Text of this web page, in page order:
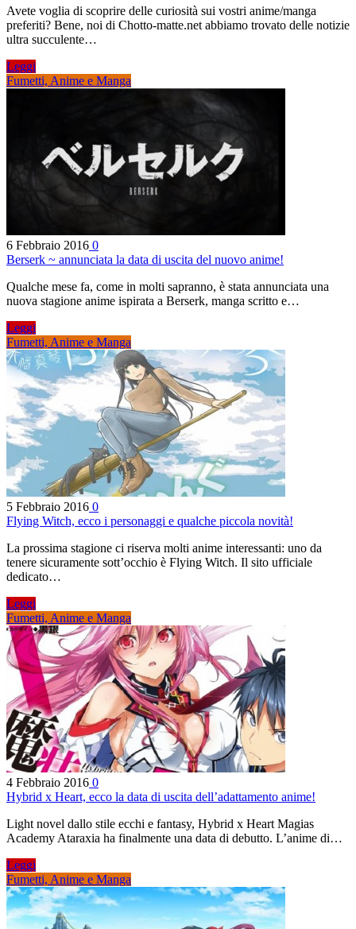
Avete voglia di scoprire delle curiosità sui vostri anime/manga
preferiti? Bene, noi di Chotto-matte.net abbiamo trovato delle notizie
ultra succulente…
Leggi
Fumetti, Anime e Manga
6 Febbraio 2016 0
Berserk ~ annunciata la data di uscita del nuovo anime!
Qualche mese fa, come in molti sapranno, è stata annunciata una
nuova stagione anime ispirata a Berserk, manga scritto e…
Leggi
Fumetti, Anime e Manga
5 Febbraio 2016 0
Flying Witch, ecco i personaggi e qualche piccola novità!
La prossima stagione ci riserva molti anime interessanti: uno da
tenere sicuramente sott’occhio è Flying Witch. Il sito ufficiale
dedicato…
Leggi
Fumetti, Anime e Manga
4 Febbraio 2016 0
Hybrid x Heart, ecco la data di uscita dell’adattamento anime!
Light novel dallo stile ecchi e fantasy, Hybrid x Heart Magias
Academy Ataraxia ha finalmente una data di debutto. L’anime di…
Leggi
Fumetti, Anime e Manga